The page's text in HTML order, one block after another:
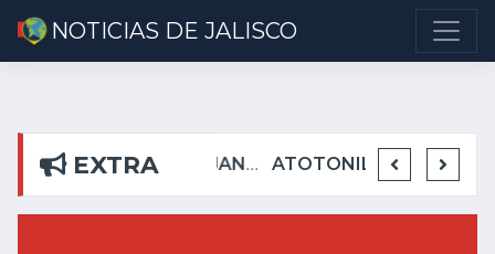
NOTICIAS DE JALISCO
EXTRA
DETIENEN EN TEUCHITLÁN A PRESUNTOS INTEGRANTES DE GRUPO DELICTIVO ATOTONILQUILLO INSEGURO Y AL VIRREY NO LE IMPORTA